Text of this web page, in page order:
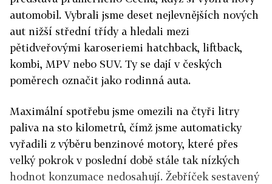
automobil. Vybrali jsme deset nejlevnějších nových
aut nižší střední třídy a hledali mezi
pětidveřovými karoseriemi hatchback, liftback,
kombi, MPV nebo SUV. Ty se dají v českých
poměrech označit jako rodinná auta.
Maximální spotřebu jsme omezili na čtyři litry
paliva na sto kilometrů, čímž jsme automaticky
vyřadili z výběru benzinové motory, které přes
velký pokrok v poslední době stále tak nízkých
hodnot konzumace nedosahují. Žebříček sestavený